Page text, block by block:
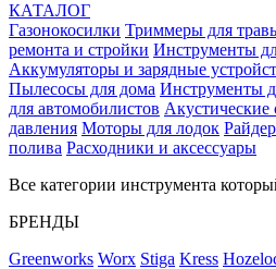
КАТАЛОГ
Газонокосилки Триммеры для
ремонта и стройки Инструменты
Аккумуляторы и зарядные
Пылесосы для дома Инструменты
для автомобилистов Акустические
давления Моторы для лодок
полива Расходники и аксессуары
Все категории инструмента
БРЕНДЫ
Greenworks Worx Stiga Kress